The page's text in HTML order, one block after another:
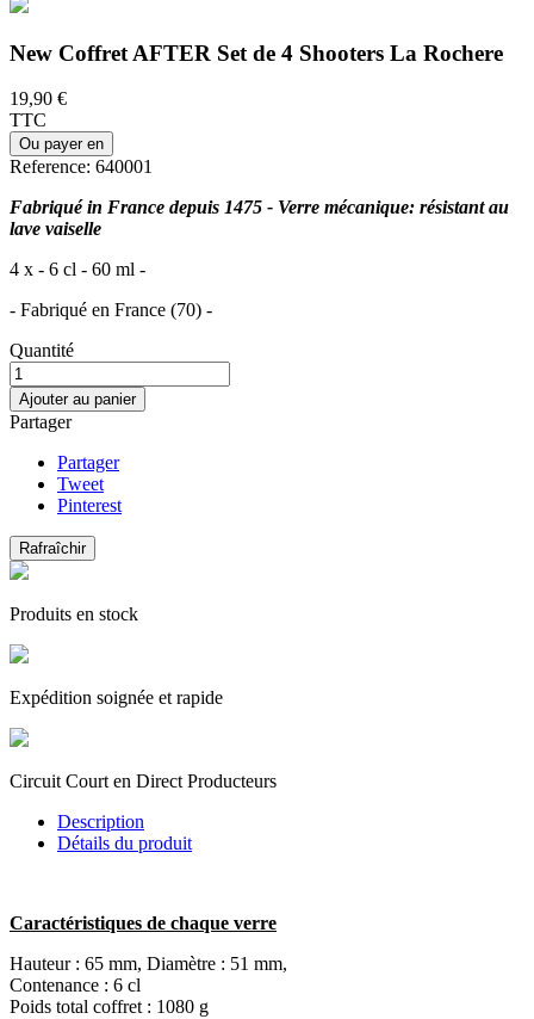
New Coffret AFTER Set de 4 Shooters La Rochere
19,90 €
TTC
Ou payer en
Reference: 640001
Fabriqué in France depuis 1475 - Verre mécanique: résistant au
lave vaiselle
4 x - 6 cl - 60 ml -
- Fabriqué en France (70) -
Quantité
Ajouter au panier
Partager
Partager
Tweet
Pinterest
Produits en stock
Expédition soignée et rapide
Circuit Court en Direct Producteurs
Description
Détails du produit
Caractéristiques de chaque verre
Hauteur : 65 mm, Diamètre : 51 mm,
Contenance : 6 cl
Poids total coffret : 1080 g